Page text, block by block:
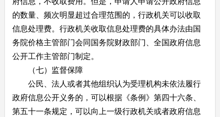
的数量、频次明显超过合理范围的，行政机关可以收取
信息处理费。行政机关收取信息处理费的具体办法由国
务院价格主管部门会同国务院财政部门、全国政府信息
公开工作主管部门制定。
（七）监督保障
公民、法人或者其他组织认为受理机构未依法履行
政府信息公开义务的，可以根据《条例》第四十六条、
第五十一条规定，可以向上一级行政机关或者政府信息